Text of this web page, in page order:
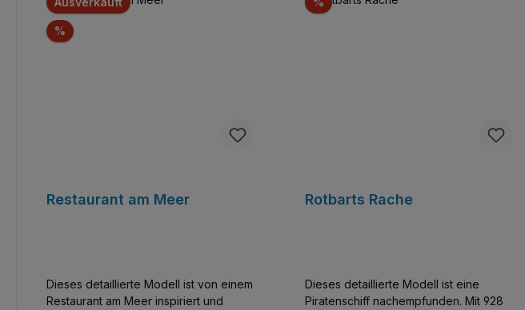
% Rabatt
Restaurant am Meer
Dieses detaillierte Modell ist von einem
Restaurant am Meer inspiriert und
Rotbarts Rache
Dieses detaillierte Modell ist eine
Piratenschiff nachempfunden. Mit 928